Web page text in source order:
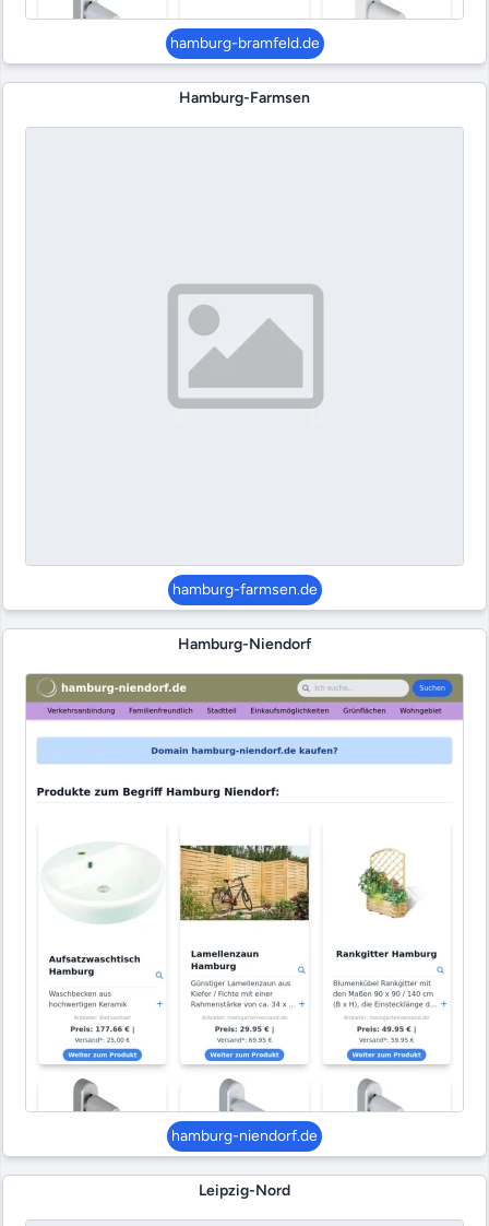
hamburg-bramfeld.de
Hamburg-Farmsen
hamburg-farmsen.de
Hamburg-Niendorf
hamburg-niendorf.de
Leipzig-Nord